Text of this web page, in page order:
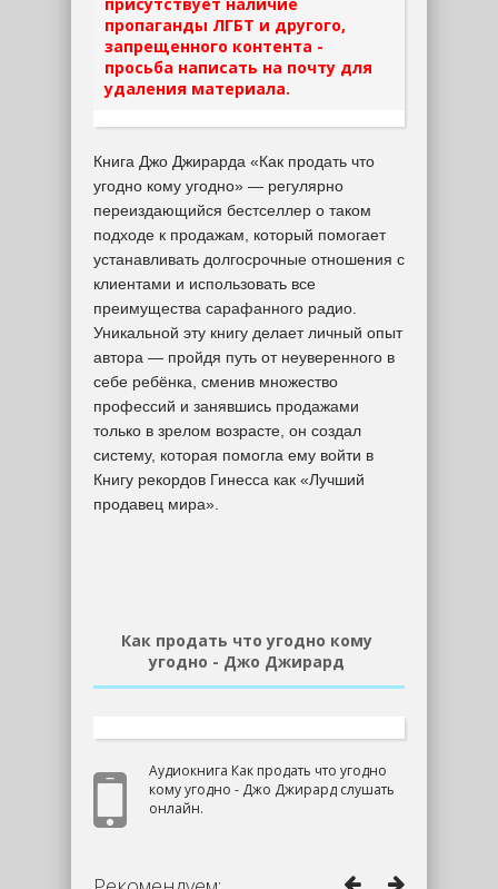
пропаганды ЛГБТ и другого,
запрещенного контента -
просьба написать на почту для
удаления материала.
Книга Джо Джирарда «Как продать что
угодно кому угодно» — регулярно
переиздающийся бестселлер о таком
подходе к продажам, который помогает
устанавливать долгосрочные отношения с
клиентами и использовать все
преимущества сарафанного радио.
Уникальной эту книгу делает личный опыт
автора — пройдя путь от неуверенного в
себе ребёнка, сменив множество
профессий и занявшись продажами
только в зрелом возрасте, он создал
систему, которая помогла ему войти в
Книгу рекордов Гинесса как «Лучший
продавец мира».
Как продать что угодно кому
угодно - Джо Джирард
Аудиокнига Как продать что угодно
кому угодно - Джо Джирард слушать
онлайн.